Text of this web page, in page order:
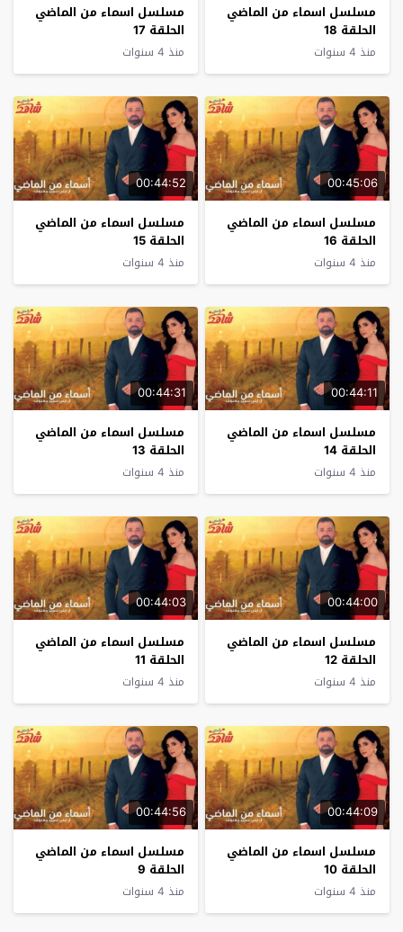
مسلسل اسماء من الماضي
الحلقة 18
منذ 4 سنوات
مسلسل اسماء من الماضي
الحلقة 17
منذ 4 سنوات
00:45:06
مسلسل اسماء من الماضي
الحلقة 16
منذ 4 سنوات
00:44:52
مسلسل اسماء من الماضي
الحلقة 15
منذ 4 سنوات
00:44:11
مسلسل اسماء من الماضي
الحلقة 14
منذ 4 سنوات
00:44:31
مسلسل اسماء من الماضي
الحلقة 13
منذ 4 سنوات
00:44:00
مسلسل اسماء من الماضي
الحلقة 12
منذ 4 سنوات
00:44:03
مسلسل اسماء من الماضي
الحلقة 11
منذ 4 سنوات
00:44:09
مسلسل اسماء من الماضي
الحلقة 10
منذ 4 سنوات
00:44:56
مسلسل اسماء من الماضي
الحلقة 9
منذ 4 سنوات